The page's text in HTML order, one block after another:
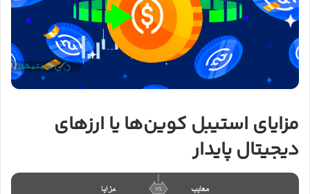
مزایای استیبل کوین‌ها یا ارزهای
دیجیتال پایدار